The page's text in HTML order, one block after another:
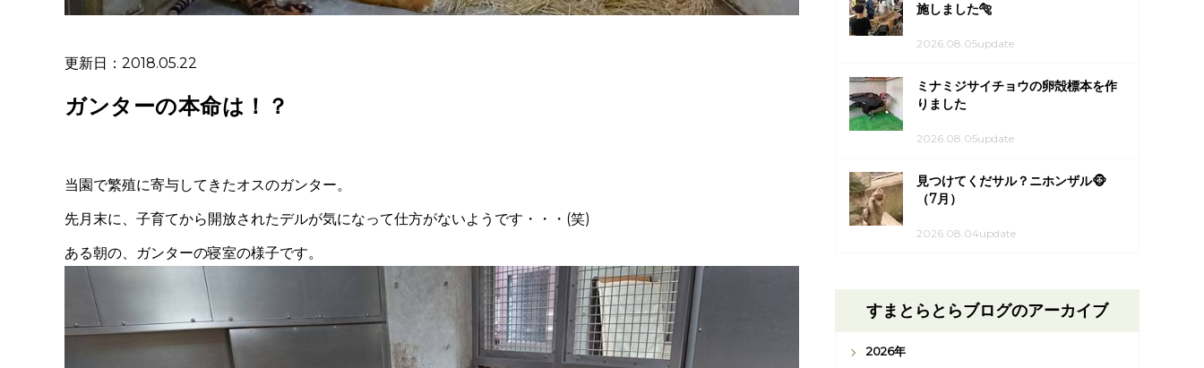
更新日：2018.05.22
ガンターの本命は！？
当園で繁殖に寄与してきたオスのガンター。
先月末に、子育てから開放されたデルが気になって仕方がないようです・・・(笑)
ある朝の、ガンターの寝室の様子です。
施しました🐅
2026.08.05update
ミナミジサイチョウの卵殻標本を作
りました
2026.08.05update
見つけてくだサル？ニホンザル🐵
（7月）
2026.08.04update
すまとらとらブログのアーカイブ
2026年